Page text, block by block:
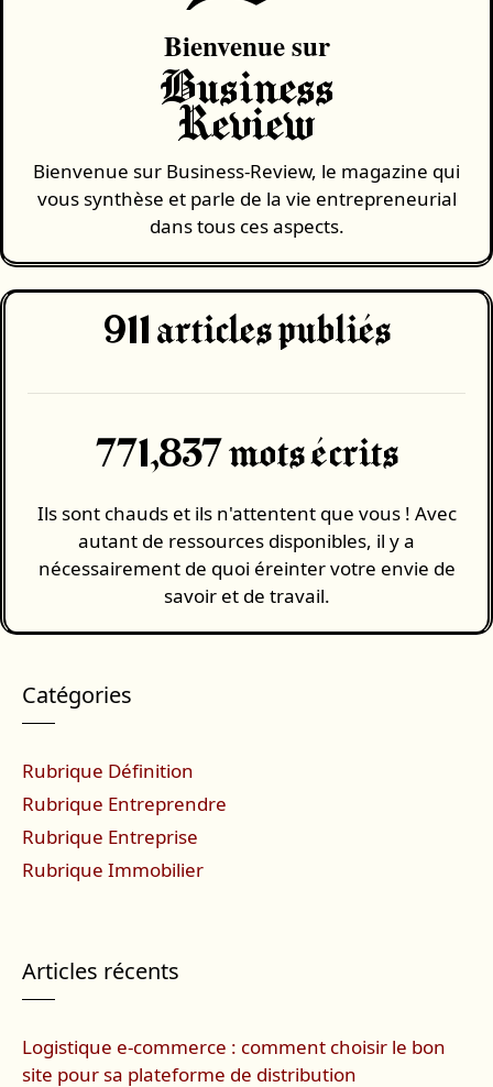
Bienvenue sur
Business
Review
Bienvenue sur Business-Review, le magazine qui
vous synthèse et parle de la vie entrepreneurial
dans tous ces aspects.
911 articles publiés
771,837 mots écrits
Ils sont chauds et ils n'attentent que vous ! Avec
autant de ressources disponibles, il y a
nécessairement de quoi éreinter votre envie de
savoir et de travail.
Catégories
Rubrique Définition
Rubrique Entreprendre
Rubrique Entreprise
Rubrique Immobilier
Articles récents
Logistique e-commerce : comment choisir le bon
site pour sa plateforme de distribution